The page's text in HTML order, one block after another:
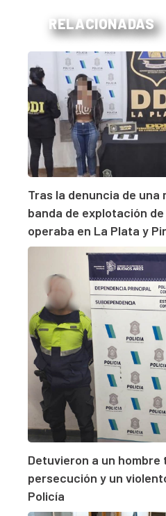
RELACIONADAS
Tras la denuncia de una
banda de explotación
operaba en La Plata y
Detuvieron a un
persecución y un
Policía